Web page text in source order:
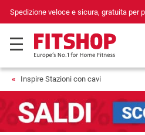
Spedizione veloce e sicura, gratuita per
Inspire Stazioni con cavi